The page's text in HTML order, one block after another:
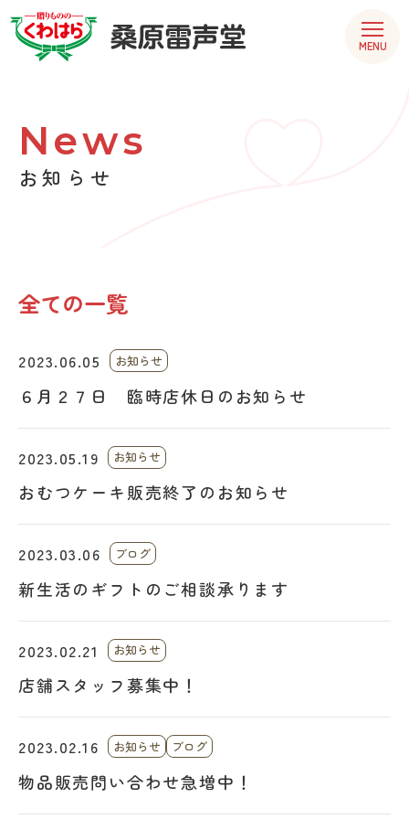
MENU
お知らせ
News
全ての一覧
2023.06.05 お知らせ
６月２７日 臨時店休日のお知らせ
2023.05.19 お知らせ
おむつケーキ販売終了のお知らせ
2023.03.06 ブログ
新生活のギフトのご相談承ります
2023.02.21 お知らせ
店舗スタッフ募集中！
2023.02.16 お知らせ ブログ
物品販売問い合わせ急増中！